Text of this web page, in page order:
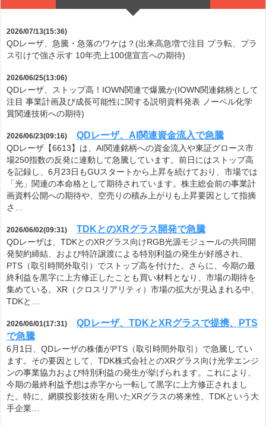
2026/07/13(15:36)
QDレーザ、急騰・急落のワケは？(出来高急増で注目 プラ転、プラ
ス引けで強さ示す 10年売上100億宣言への期待)
2026/06/25(13:06)
QDレーザ、ストップ高！IOWN関連で爆騰か(IOWN関連銘柄として
注目 事業計画及び成長可能性に関する説明資料発表 ノーベル化学
賞関連技術への期待)
2026/06/23(09:16) QDレーザ、AI関連資金流入で急騰
QDレーザ【6613】は、AI関連銘柄への資金流入や東証グロース市
場250指数の反発に連動して急騰しています。前日にはストップ高
を記録し、6月23日もGUスタートから上昇を続けており、市場では
「光」関連の本命格として期待されています。株主総会前の事業計
画資料公開への期待や、空売りの積み上がりも上昇要因として指摘
さ…
2026/06/02(09:31) TDKとのXRグラス開発で急騰
QDレーザは、TDKとのXRグラス向けRGB光源モジュールの共同開
発契約締結、および特許譲渡による特別利益の発生が好感され、
PTS（取引時間外取引）でストップ高を付けた。さらに、今期の最
終利益を黒字に上方修正したことも買い材料となり、市場の期待を
集めている。XR（クロスリアリティ）市場の拡大が見込まれる中、
TDKと…
2026/06/01(17:31)
QDレーザ、TDKとXRグラスで提携、PTS
で急騰
6月1日、QDレーザの株価がPTS（取引時間外取引）で急騰してい
ます。その要因として、TDK株式会社とのXRグラス向け光学エンジ
ンの事業協力および特別利益の発生が挙げられます。これにより、
今期の最終利益予想は赤字から一転して黒字に上方修正されまし
た。特に、網膜投影技術を用いたXRグラスの将来性、TDKという大
手企業…